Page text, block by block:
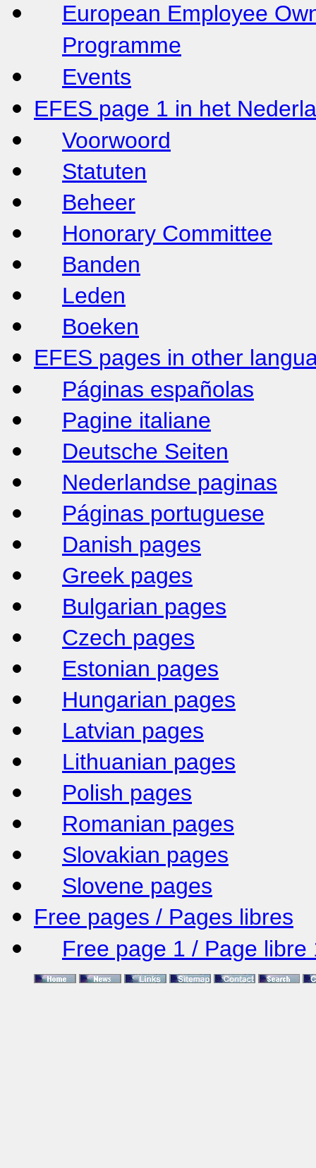
European Employee
Programme
Events
EFES page 1 in het
Voorwoord
Statuten
Beheer
Honorary Committee
Banden
Leden
Boeken
EFES pages in other
Páginas españolas
Pagine italiane
Deutsche Seiten
Nederlandse paginas
Páginas portuguese
Danish pages
Greek pages
Bulgarian pages
Czech pages
Estonian pages
Hungarian pages
Latvian pages
Lithuanian pages
Polish pages
Romanian pages
Slovakian pages
Slovene pages
Free pages / Pages libres
Free page 1 / Page libre